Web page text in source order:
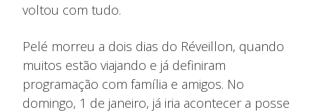
voltou com tudo.
Pelé morreu a dois dias do Réveillon, quando
muitos estão viajando e já definiram
programação com família e amigos. No
domingo, 1 de janeiro, já iria acontecer a posse